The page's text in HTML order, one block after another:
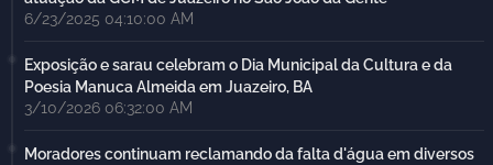
6/23/2025 04:10:00 AM
Exposição e sarau celebram o Dia Municipal da Cultura e da
Poesia Manuca Almeida em Juazeiro, BA
3/10/2026 06:32:00 AM
Moradores continuam reclamando da falta d'água em diversos